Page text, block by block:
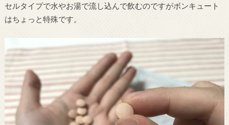
セルタイプで水やお湯で流し込んで飲むのですがボンキュート
はちょっと特殊です。